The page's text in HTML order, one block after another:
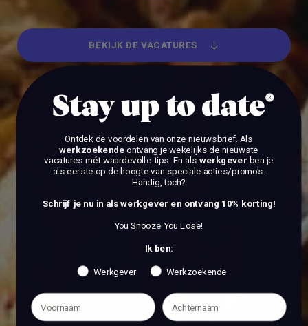
BEKIJK DE VACATURES
Stay up to date
Ontdek de voordelen van onze nieuwsbrief. Als
werkzoekendeontvang je wekelijks de nieuwste
vacatures mét waardevolle tips. En als werkgever ben je
als eerste op de hoogte van speciale acties/promo's.
Handig, toch?
Schrijf je nu in als werkgever en ontvang 10% korting!
You Snooze You Lose!
Ik ben:
Werkgever Werkzoekende